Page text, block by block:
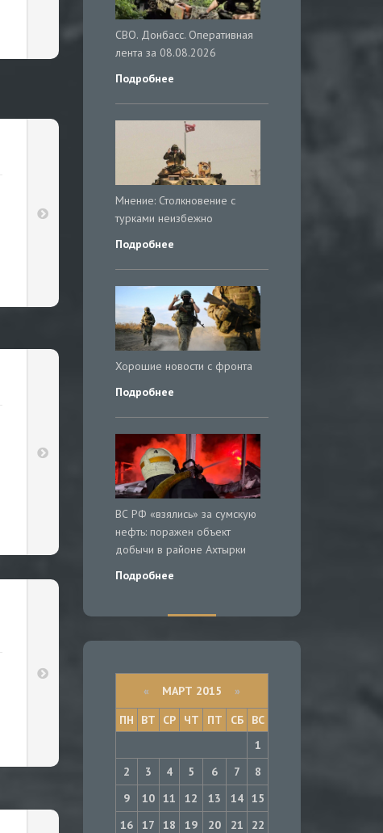
СВО. Донбасс. Оперативная
лента за 08.08.2026
Подробнее
Мнение: Столкновение с
турками неизбежно
Подробнее
Хорошие новости с фронта
Подробнее
ВС РФ «взялись» за сумскую
нефть: поражен объект
добычи в районе Ахтырки
Подробнее
« МАРТ 2015 »
ПН
ВТ СР ЧТ ПТ СБ
ВС
1
2
3 4 5 6 7
8
9
10 11 12 13 14 15
16
17 18 19 20 21
22